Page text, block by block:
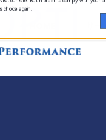
again.
サ